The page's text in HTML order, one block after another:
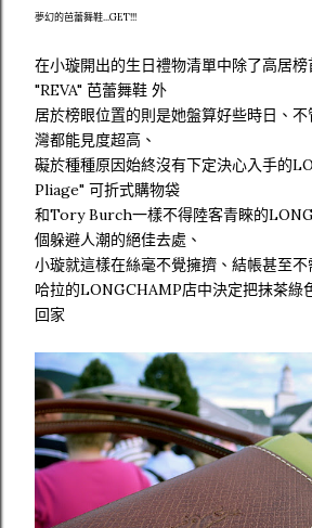
夢幻的芭蕾舞鞋...GET!!!
在小璇開出的生日禮物清單中除了高居
"REVA" 芭蕾舞鞋 外
居於榜眼位置的則是她盤算好些時日、
灣都能見度超高、
礙於種種原因始終沒有下定決心入手的
Pliage" 可折式購物袋
和Tory Burch一樣不得陸客青睞的
個躲避人潮的絕佳去處、
小璇就這樣在絲毫不覺擁擠、結帳甚至
哈拉的LONGCHAMP店中決定把抹茶綠
回家